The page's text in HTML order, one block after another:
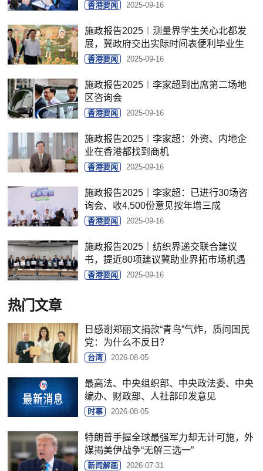
香港要闻 2025-09-16
施政报告2025︱测量界学生关心北都发
展，冀政府交出实际时间表便利毕业生
香港要闻 2025-09-16
施政报告2025︱李家超到出席第二场地
区咨询会
香港要闻 2025-09-16
施政报告2025︱李家超：外资、内地企
业在香港都找到商机
香港要闻 2025-09-16
施政报告2025｜李家超：已进行30场咨
询会、收4,500份意见按年增三成
香港要闻 2025-09-16
施政报告2025｜纺织界递交联合建议
书，提近80项建议冀助业界拓市场机遇
香港要闻 2025-09-16
热门文章
日感谢郑丽文捐款“青鸟”气炸，质问国民
党：为什么不反日？
台湾 2026-08-05
最高法、中央组织部、中央政法委、中央
编办、财政部、人社部印发意见
时事 2026-08-05
特朗普手握全球最强军力却无计可施，外
媒揭美伊战争“无解三选一”
新闻解画 2026-07-31